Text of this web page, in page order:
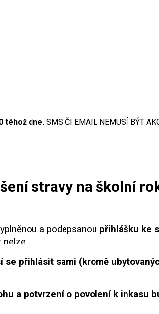
téhož dne. SMS ČI EMAIL NEMUSÍ BÝT
stravy na školní
a podepsanou přihlášku ke
nelze.
přihlásit sami (kromě
a potvrzení o povolení k inkasu